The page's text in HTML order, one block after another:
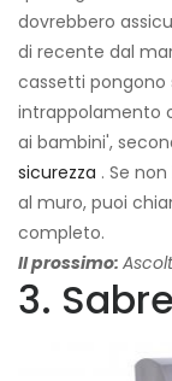
dovrebbero
di recente dal
cassetti pongono
intrappolamento
ai bambini',
sicurezza . Se
al muro, puoi
completo.
Il prossimo:
3.